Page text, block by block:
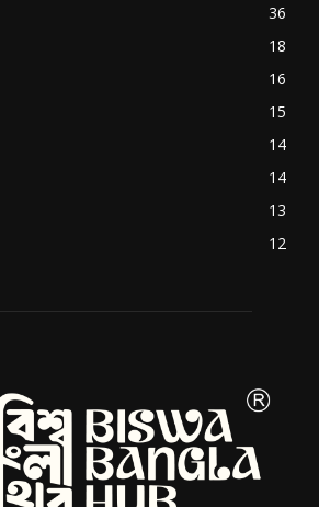
36
18
16
15
14
14
13
12